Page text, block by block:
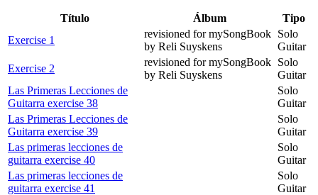
Título Álbum
Tipo
Exercise 1
revisioned for mySongBook
by Reli Suyskens
Solo
Guitar
Exercise 2
revisioned for mySongBook
by Reli Suyskens
Solo
Guitar
Las Primeras Lecciones de
Guitarra exercise 38
Solo
Guitar
Las Primeras Lecciones de
Guitarra exercise 39
Solo
Guitar
Las primeras lecciones de
guitarra exercise 40
Solo
Guitar
Las primeras lecciones de
guitarra exercise 41
Solo
Guitar